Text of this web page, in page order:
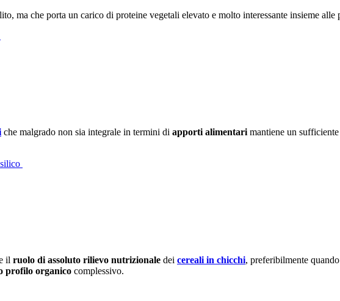
ma che porta un carico di proteine vegetali elevato e molto interessante insieme
che malgrado non sia integrale in termini di apporti alimentari mantiene un
il ruolo di assoluto rilievo nutrizionale dei cereali in chicchi, preferibilmente
profilo organico complessivo.